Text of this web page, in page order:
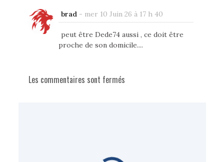
brad - mer 10 Juin 26 à 17 h 40
peut être Dede74 aussi , ce doit être
proche de son domicile....
Les commentaires sont fermés